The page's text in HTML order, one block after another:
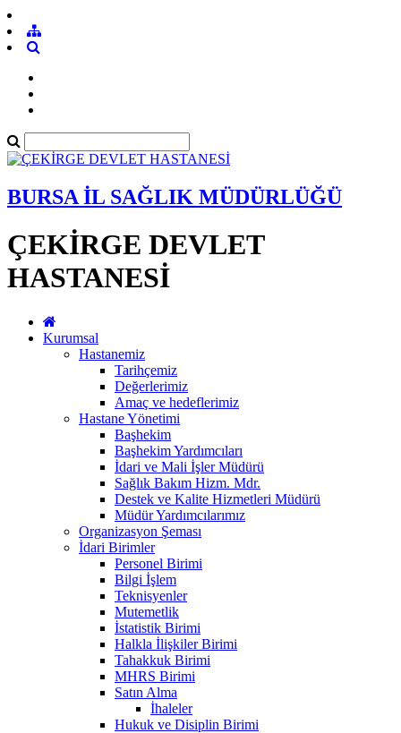
BURSA İL SAĞLIK MÜDÜRLÜĞÜ
ÇEKİRGE DEVLET
HASTANESİ
Kurumsal
Hastanemiz
Tarihçemiz
Değerlerimiz
Amaç ve hedeflerimiz
Hastane Yönetimi
Başhekim
Başhekim Yardımcıları
İdari ve Mali İşler Müdürü
Sağlık Bakım Hizm. Mdr.
Destek ve Kalite Hizmetleri Müdürü
Müdür Yardımcılarımız
Organizasyon Şeması
İdari Birimler
Personel Birimi
Bilgi İşlem
Teknisyenler
Mutemetlik
İstatistik Birimi
Halkla İlişkiler Birimi
Tahakkuk Birimi
MHRS Birimi
Satın Alma
İhaleler
Hukuk ve Disiplin Birimi